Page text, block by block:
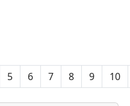
5 6 7 8 9 10